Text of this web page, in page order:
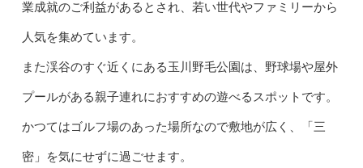
業成就のご利益があるとされ、若い世代やファミリーから
人気を集めています。
また渓谷のすぐ近くにある玉川野毛公園は、野球場や屋外
プールがある親子連れにおすすめの遊べるスポットです。
かつてはゴルフ場のあった場所なので敷地が広く、「三
密」を気にせずに過ごせます。